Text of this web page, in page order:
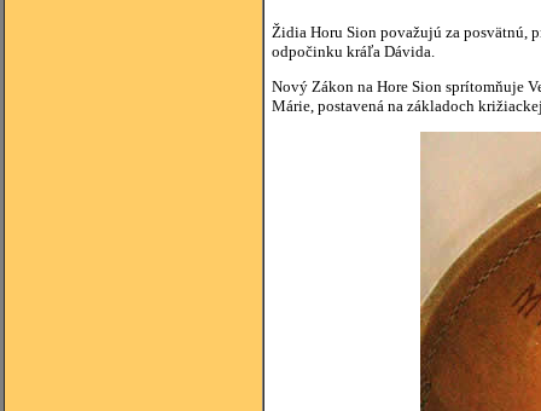
Židia Horu Sion považujú za posvätnú,
odpočinku kráľa Dávida.
Nový Zákon na Hore Sion sprítomňuje
Márie, postavená na základoch